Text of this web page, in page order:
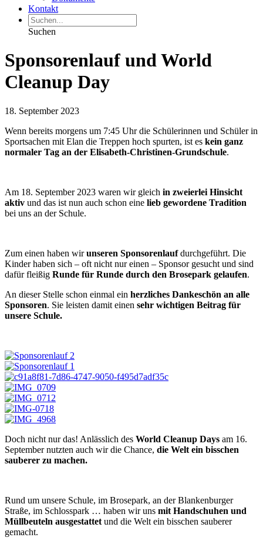
Kontakt
Suchen
Sponsorenlauf und World
Cleanup Day
18. September 2023
Wenn bereits morgens um 7:45 Uhr die Schülerinnen und Schüler in
Sportsachen mit Elan die Treppen hoch spurten, ist es kein ganz
normaler Tag an der Elisabeth-Christinen-Grundschule.
Am 18. September 2023 waren wir gleich in zweierlei Hinsicht
aktiv und das ist nun auch schon eine lieb gewordene Tradition
bei uns an der Schule.
Zum einen haben wirunseren Sponsorenlaufdurchgeführt. Die
Kinder haben sich – oft nicht nur einen – Sponsor gesucht und sind
dafür fleißig Runde für Runde durch den Brosepark gelaufen.
An dieser Stelle schon einmal ein herzliches Dankeschön an alle
Sponsoren. Sie leisten damit einen sehr wichtigen Beitrag für
unsere Schule.
Doch nicht nur das! Anlässlich des World Cleanup Days am 16.
September nutzten auch wir die Chance, die Welt ein bisschen
sauberer zu machen.
Rund um unsere Schule, im Brosepark, an der Blankenburger
Straße, im Schlosspark … haben wir uns mit Handschuhen und
Müllbeuteln ausgestattet und die Welt ein bisschen sauberer
gemacht.